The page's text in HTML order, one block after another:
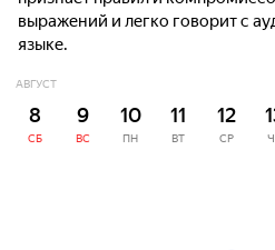
выражений и легко говорит с
языке.
АВГУСТ
8
СБ
9
ВС
10
ПН
11
ВТ
12
СР